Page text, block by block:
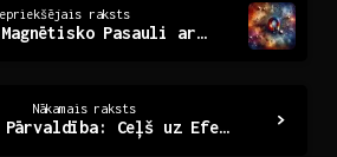
raksts
Atklājiet Magnētisko Pasauli ar Leed Magnētiem
Nākamais raksts
Reklāmu Pārvaldība: Ceļš uz Efektīvu Mārketingu